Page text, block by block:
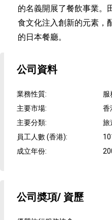
的名義開展了餐飲事業。
食文化注入創新的元素，
的日本餐廳。
公司資料
業務性質:
服
主要市場:
香
主要分類:
旅
員工人數 (香港):
成立年份:
公司奬項/ 資歷